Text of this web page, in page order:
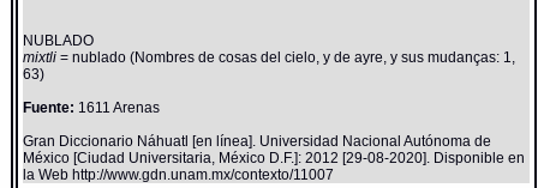
NUBLADO
mixtli= nublado (Nombres de cosas del cielo, y de ayre, y sus mudanças: 1,
63)
Fuente: 1611 Arenas
Gran Diccionario Náhuatl [en línea]. Universidad Nacional Autónoma de
México [Ciudad Universitaria, México D.F.]: 2012 [29-08-2020]. Disponible en
la Web http://www.gdn.unam.mx/contexto/11007